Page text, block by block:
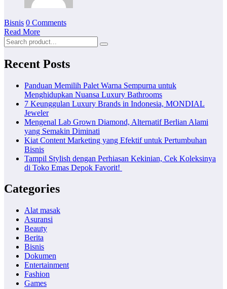
Bisnis 0 Comments
Read More
Recent Posts
Panduan Memilih Palet Warna Sempurna untuk
Menghidupkan Nuansa Luxury Bathrooms
7 Keunggulan Luxury Brands in Indonesia, MONDIAL
Jeweler
Mengenal Lab Grown Diamond, Alternatif Berlian Alami
yang Semakin Diminati
Kiat Content Marketing yang Efektif untuk Pertumbuhan
Bisnis
Tampil Stylish dengan Perhiasan Kekinian, Cek Koleksinya
di Toko Emas Depok Favorit!
Categories
Alat masak
Asuransi
Beauty
Berita
Bisnis
Dokumen
Entertainment
Fashion
Games